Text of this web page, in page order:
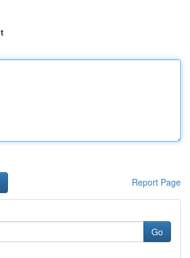
Report Page
Go